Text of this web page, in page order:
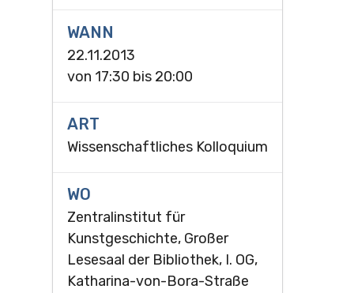
WANN
22.11.2013
von 17:30 bis 20:00
ART
Wissenschaftliches Kolloquium
WO
Zentralinstitut für
Kunstgeschichte, Großer
Lesesaal der Bibliothek, I. OG,
Katharina-von-Bora-Straße